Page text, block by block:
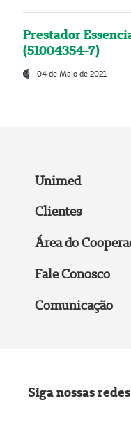
Prestador
(51004354-7)
04 de Maio de 2021
Unimed
Clientes
Área do
Fale Conosco
Comunicação
Siga nossas